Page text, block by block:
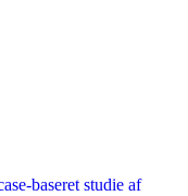
baseret studie af